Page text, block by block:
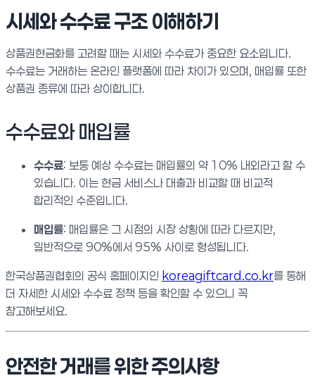
시세와 수수료 구조 이해하기
상품권현금화를 고려할 때는 시세와 수수료가 중요한 요소입니다.
수수료는 거래하는 온라인 플랫폼에 따라 차이가 있으며, 매입률 또한
상품권 종류에 따라 상이합니다.
수수료와 매입률
수수료: 보통 예상 수수료는 매입률의 약 10% 내외라고 할 수
있습니다. 이는 현금 서비스나 대출과 비교할 때 비교적
합리적인 수준입니다.
매입률: 매입률은 그 시점의 시장 상황에 따라 다르지만,
일반적으로 90%에서 95% 사이로 형성됩니다.
한국상품권협회의 공식 홈페이지인 koreagiftcard.co.kr를 통해
더 자세한 시세와 수수료 정책 등을 확인할 수 있으니 꼭
참고해보세요.
안전한 거래를 위한 주의사항